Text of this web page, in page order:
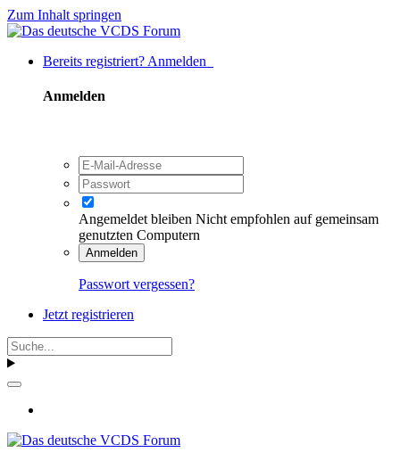
Zum Inhalt springen
Bereits registriert? Anmelden
Anmelden
Angemeldet bleiben Nicht empfohlen auf gemeinsam
genutzten Computern
Anmelden
Passwort vergessen?
Jetzt registrieren